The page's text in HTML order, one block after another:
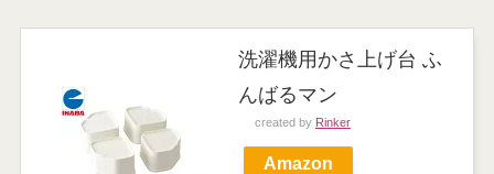
洗濯機用かさ上げ台 ふ
んばるマン
created by Rinker
Amazon